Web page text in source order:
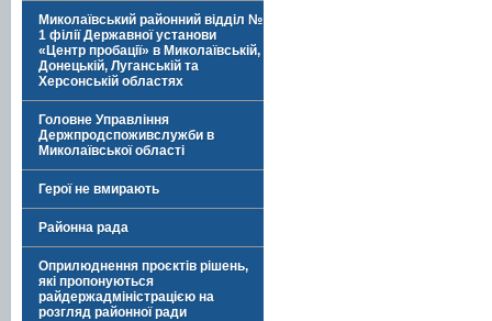
Миколаївський районний відділ №
1 філії Державної установи
«Центр пробації» в Миколаївській,
Донецькій, Луганській та
Херсонській областях
Головне Управління
Держпродспоживслужби в
Миколаївської області
Герої не вмирають
Районна рада
Оприлюднення проєктів рішень,
які пропонуються
райдержадміністрацією на
розгляд районної ради